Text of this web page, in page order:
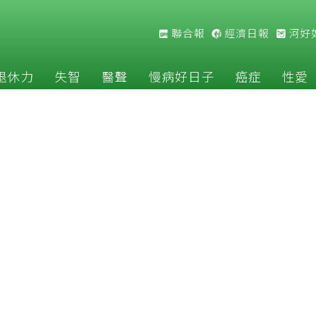
聯合報 經濟日報 河好
休力 失智 醫聲 慢病好日子 癌症 性愛